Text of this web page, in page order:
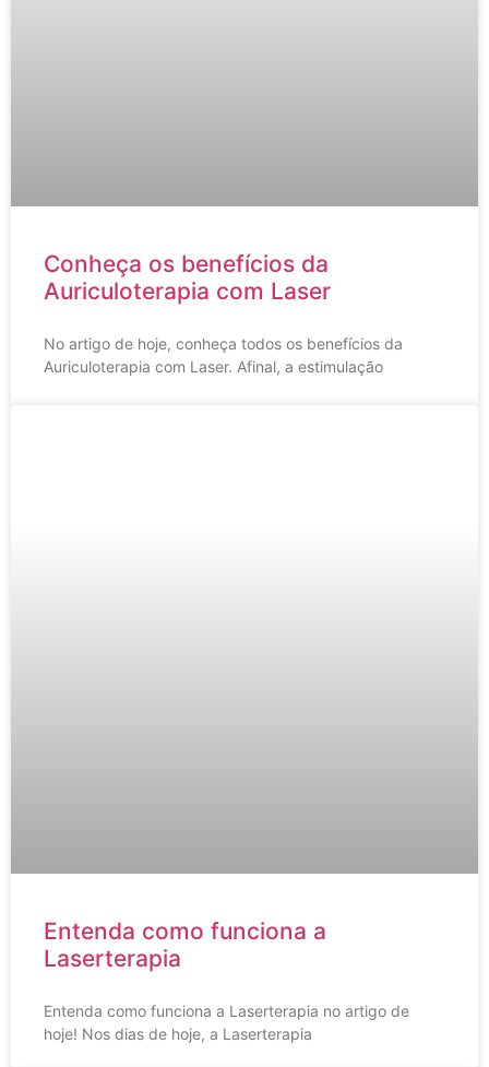
Conheça os benefícios da
Auriculoterapia com Laser
No artigo de hoje, conheça todos os benefícios da
Auriculoterapia com Laser. Afinal, a estimulação
Entenda como funciona a
Laserterapia
Entenda como funciona a Laserterapia no artigo de
hoje! Nos dias de hoje, a Laserterapia